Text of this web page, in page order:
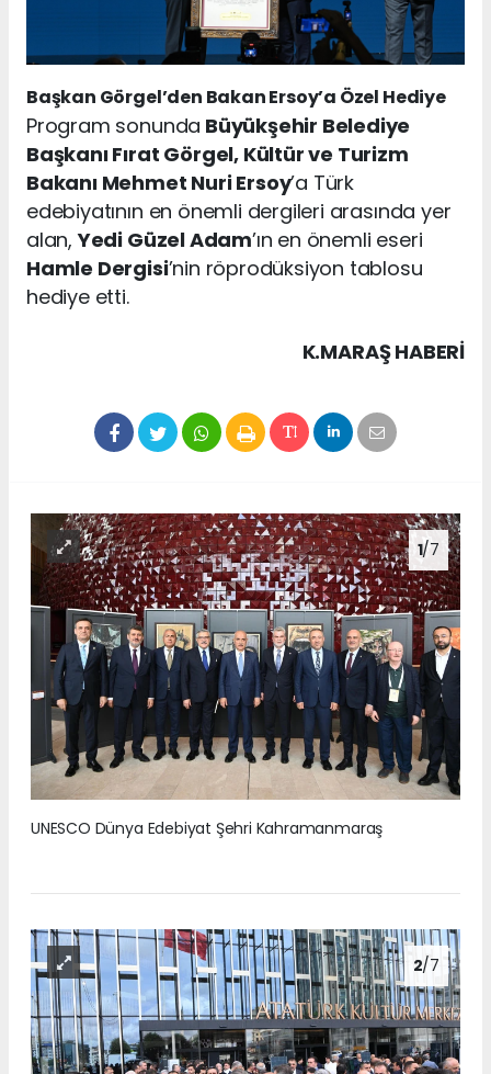
Başkan Görgel’den Bakan Ersoy’a Özel Hediye
Program sonunda Büyükşehir Belediye
Başkanı Fırat Görgel, Kültür ve Turizm
Bakanı Mehmet Nuri Ersoy’a Türk
edebiyatının en önemli dergileri arasında yer
alan,Yedi Güzel Adam’ın en önemli eseri
Hamle Dergisi’nin röprodüksiyon tablosu
hediye etti.
K.MARAŞ HABERİ
1/7
UNESCO Dünya Edebiyat Şehri Kahramanmaraş
2/7